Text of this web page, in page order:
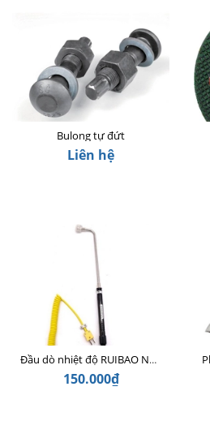
Bulong tự đứt
Liên hệ
Đầu dò nhiệt độ RUIBAO NR-81533B
150.000₫